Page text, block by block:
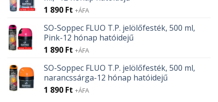
1 890 Ft +ÁFA
SO-Soppec FLUO T.P. jelölőfesték, 500 ml,
Pink-12 hónap hatóidejű
1 890 Ft +ÁFA
SO-Soppec FLUO T.P. jelölőfesték, 500 ml,
narancssárga-12 hónap hatóidejű
1 890 Ft +ÁFA